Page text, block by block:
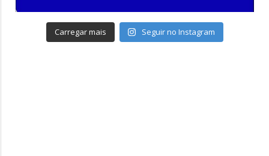
Carregar mais Seguir no Instagram